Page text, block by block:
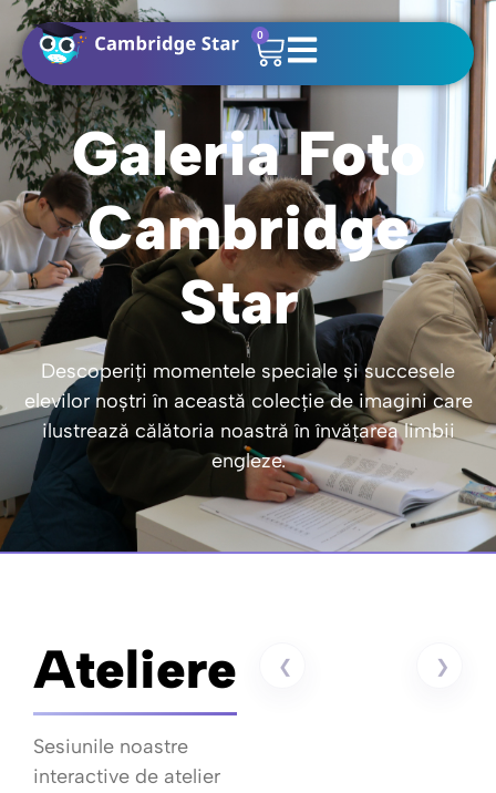
0
Galeria Foto
Cambridge
Star
Descoperiți momentele speciale și succesele
elevilor noștri în această colecție de imagini care
ilustrează călătoria noastră în învățarea limbii
engleze.
Ateliere
Sesiunile noastre
interactive de atelier
❮ ❯